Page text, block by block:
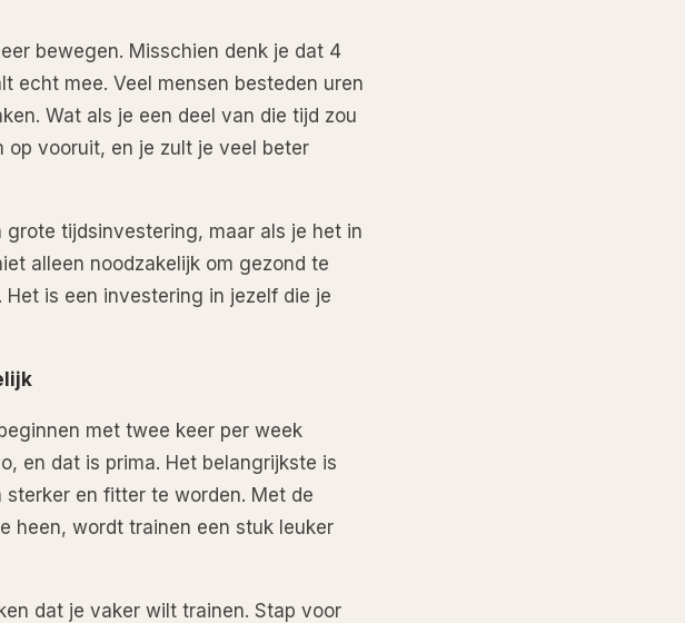
bewegen. Misschien denk je dat 4
echt mee. Veel mensen besteden uren
Wat als je een deel van die tijd zou
op vooruit, en je zult je veel beter
tijdsinvestering, maar als je het in
alleen noodzakelijk om gezond te
is een investering in jezelf die je
met twee keer per week
en dat is prima. Het belangrijkste is
en fitter te worden. Met de
heen, wordt trainen een stuk leuker
dat je vaker wilt trainen. Stap voor